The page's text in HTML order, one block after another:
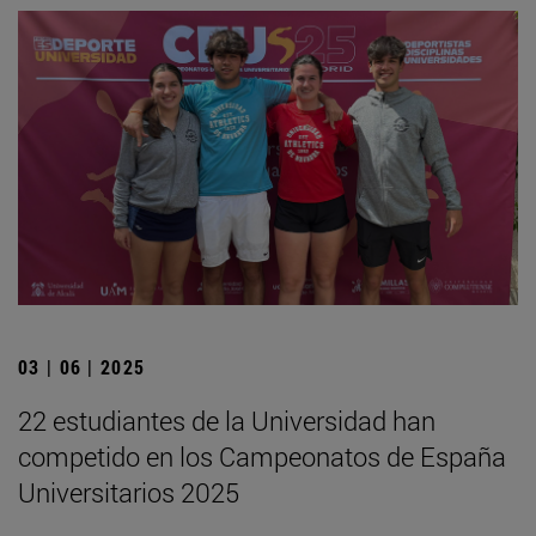
03 | 06 | 2025
22 estudiantes de la Universidad han
competido en los Campeonatos de España
Universitarios 2025